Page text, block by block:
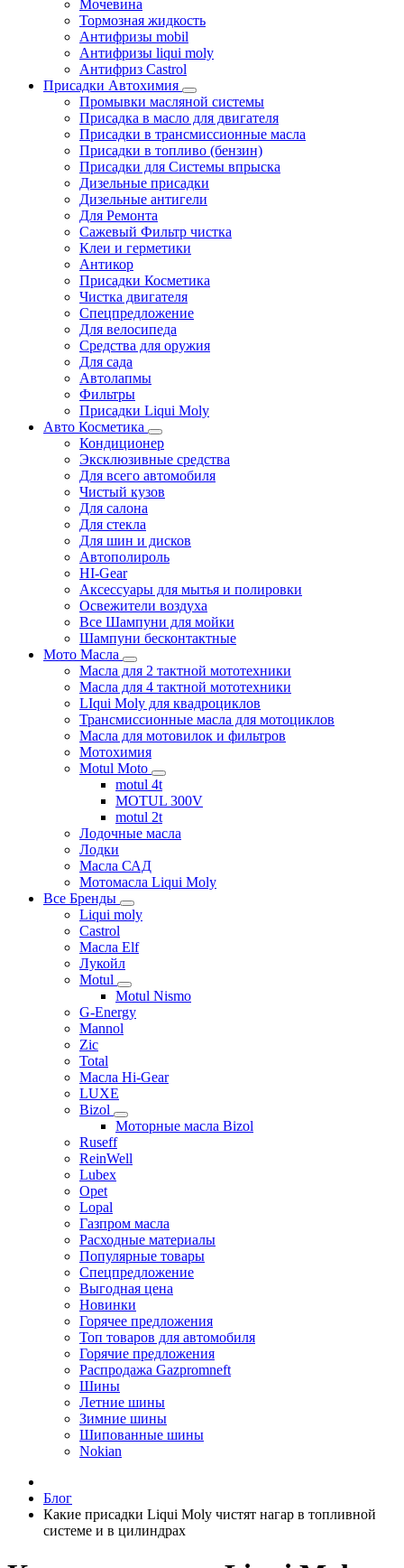
Мочевина
Тормозная жидкость
Антифризы mobil
Антифризы liqui moly
Антифриз Castrol
Присадки Автохимия
Промывки масляной системы
Присадка в масло для двигателя
Присадки в трансмиссионные масла
Присадки в топливо (бензин)
Присадки для Системы впрыска
Дизельные присадки
Дизельные антигели
Для Ремонта
Сажевый Фильтр чистка
Клеи и герметики
Антикор
Присадки Косметика
Чистка двигателя
Спецпредложение
Для велосипеда
Средства для оружия
Для сада
Автолапмы
Фильтры
Присадки Liqui Moly
Авто Косметика
Кондиционер
Эксклюзивные средства
Для всего автомобиля
Чистый кузов
Для салона
Для стекла
Для шин и дисков
Автополироль
HI-Gear
Аксессуары для мытья и полировки
Освежители воздуха
Все Шампуни для мойки
Шампуни бесконтактные
Мото Масла
Масла для 2 тактной мототехники
Масла для 4 тактной мототехники
LIqui Moly для квадроциклов
Трансмиссионные масла для мотоциклов
Масла для мотовилок и фильтров
Мотохимия
Motul Moto
motul 4t
MOTUL 300V
motul 2t
Лодочные масла
Лодки
Масла САД
Мотомасла Liqui Moly
Все Бренды
Liqui moly
Castrol
Масла Elf
Лукойл
Motul
Motul Nismo
G-Energy
Mannol
Zic
Total
Масла Hi-Gear
LUXE
Bizol
Моторные масла Bizol
Ruseff
ReinWell
Lubex
Opet
Lopal
Газпром масла
Расходные материалы
Популярные товары
Спецпредложение
Выгодная цена
Новинки
Горячее предложения
Топ товаров для автомобиля
Горячие предложения
Распродажа Gazpromneft
Шины
Летние шины
Зимние шины
Шипованные шины
Nokian
Блог
Какие присадки Liqui Moly чистят нагар в топливной
системе и в цилиндрах